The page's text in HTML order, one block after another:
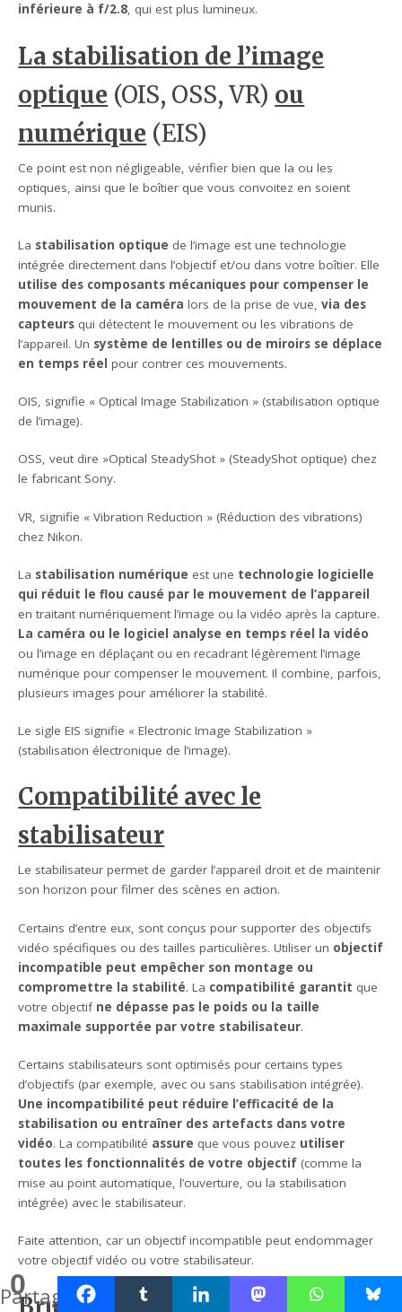
inférieure à f/2.8, qui est plus lumineux.
La stabilisation de l’image
optique (OIS, OSS, VR) ou
numérique (EIS)
Ce point est non négligeable, vérifier bien que la ou les
optiques, ainsi que le boîtier que vous convoitez en soient
munis.
La stabilisation optique de l’image est une technologie
intégrée directement dans l’objectif et/ou dans votre boîtier. Elle
utilise des composants mécaniques pour compenser le
mouvement de la caméra lors de la prise de vue,via des
capteurs qui détectent le mouvement ou les vibrations de
l’appareil. Un système de lentilles ou de miroirs se déplace
en temps réel pour contrer ces mouvements.
OIS, signifie « Optical Image Stabilization » (stabilisation optique
de l’image).
OSS, veut dire »Optical SteadyShot » (SteadyShot optique) chez
le fabricant Sony.
VR, signifie « Vibration Reduction » (Réduction des vibrations)
chez Nikon.
La stabilisation numérique est une technologie logicielle
qui réduit le flou causé par le mouvement de l’appareil
en traitant numériquement l’image ou la vidéo après la capture.
La caméra ou le logiciel analyse en temps réel la vidéo
ou l’image en déplaçant ou en recadrant légèrement l’image
numérique pour compenser le mouvement. Il combine, parfois,
plusieurs images pour améliorer la stabilité.
Le sigle EIS signifie « Electronic Image Stabilization »
(stabilisation électronique de l’image).
Compatibilité avec le
stabilisateur
Le stabilisateur permet de garder l’appareil droit et de maintenir
son horizon pour filmer des scènes en action.
Certains d’entre eux, sont conçus pour supporter des objectifs
vidéo spécifiques ou des tailles particulières. Utiliser un objectif
incompatible peut empêcher son montage ou
compromettre la stabilité. La compatibilité garantit que
votre objectif ne dépasse pas le poids ou la taille
maximale supportée par votre stabilisateur.
Certains stabilisateurs sont optimisés pour certains types
d’objectifs (par exemple, avec ou sans stabilisation intégrée).
Une incompatibilité peut réduire l’efficacité de la
stabilisation ou entraîner des artefacts dans votre
vidéo. La compatibilité assure que vous pouvez utiliser
toutes les fonctionnalités de votre objectif (comme la
mise au point automatique, l’ouverture, ou la stabilisation
intégrée) avec le stabilisateur.
Faite attention, car un objectif incompatible peut endommager
votre objectif vidéo ou votre stabilisateur.
0
Partages